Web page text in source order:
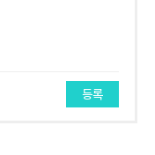
등록